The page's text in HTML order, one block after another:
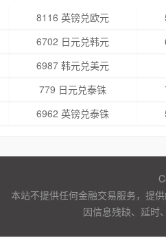
8116 英镑兑欧元
6702 日元兑韩元
6987 韩元兑美元
779 日元兑泰铢
6962 英镑兑泰铢
本站不提供任何金融交易服务，提
因信息残缺、延时